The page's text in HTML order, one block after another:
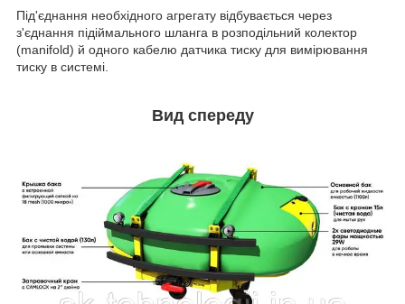
Під'єднання необхідного агрегату відбувається через
з'єднання підіймального шланга в розподільний колектор
(manifold) й одного кабелю датчика тиску для вимірювання
тиску в системі.
Вид спереду